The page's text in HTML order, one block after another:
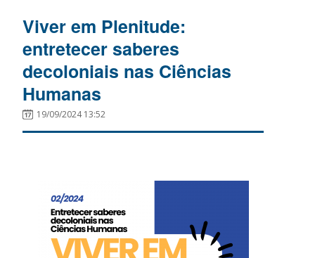
Viver em Plenitude:
entretecer saberes
decoloniais nas Ciências
Humanas
19/09/2024 13:52